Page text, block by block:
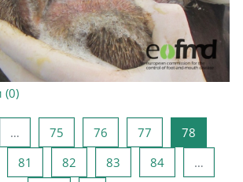
(0)
страница
… 75 Страница 75
76 Страница 76
77 Страница 77
78
80
81 Страница 81
82 Страница 82
83 Страница 83
84Страница 84
…